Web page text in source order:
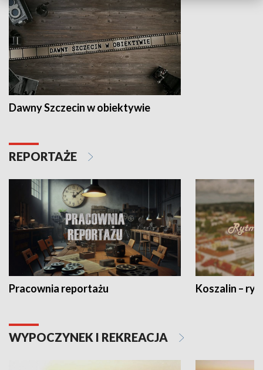
Dawny Szczecin w obiektywie
REPORTAŻE
Pracownia reportażu Koszalin –
WYPOCZYNEK I REKREACJA